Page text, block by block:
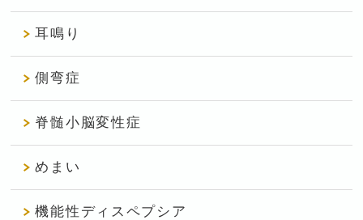
耳鳴り
側弯症
脊髄小脳変性症
めまい
機能性ディスペプシア